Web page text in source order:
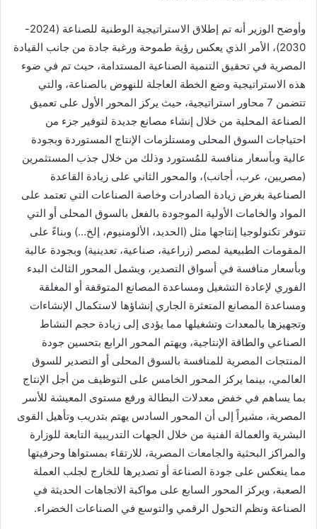
وأوضح الوزير أنه تم إطلاق الاستراتيجية الوطنية للصناعة (2024-
2030)، الأمر الذي يعكس رؤية طموحة ورغبة جادة من جانب القيادة
المصرية في تحقيق التنمية الصناعية المستدامة، حيث تم في ضوء
هذه الاستراتيجية وضع الخطة العاجلة للنهوض بالصناعة، والتي
تتضمن 7 محاور استراتيجية، حيث يركز المحور الأول على تعميق
الصناعة المحلية من خلال إنشاء مصانع جديدة لتوفير جزء من
احتياجات السوق المحلى ومستلزمات الإنتاج المستوردة وبجودة
عالية وبأسعار منافسة للمُستورد وذلك من خلال جذب المستثمرين
(مصريين، عرب، أجانب)، والمحور الثاني على زيادة القاعدة
الصناعية بغرض زيادة الصادرات وخاصة الصناعات التي تعتمد على
المواد والخامات الأولية الموجودة بالفعل بالسوق المحلى أو التي
تتوفر تكنولوجيا إنتاجها مثل (الحديد، الألومنيوم، إلخ…) وبناءً على
المقومات الطبيعية لمصر (زراعية، صناعية، تعدينية) وبجودة عالية
وبأسعار منافسة في أسواق التصدير، ويشمل المحور الثالث البدء
الفوري لإعادة التشغيل ومساعدة المصانع المتوقفة أو المغلقة
ومساعدة المصانع المتعثرة الجاري إنشاؤها لاستكمال الإنشاءات
وتجهيزها بالمعدات وتشغيلها مما يؤدى إلى زيادة حجم النشاط
الصناعي والطاقة الإنتاجية، ويهتم المحور الرابع بتحسين جودة
المنتجات المصرية للمنافسة بالسوق المحلى أو التصدير للسوق
العالمي، بينما يركز المحور الخامس على التوظيف من أجل الإنتاج
بما يساهم في خفض معدلات البطالة ورفع مستوى المعيشة للأسر
المصرية، مشيراً إلى أن المحور السادس يهتم بتدريب وتأهيل القوى
البشرية والعمالة الفنية من خلال الجهات التدريبية التابعة للوزارة
والمراكز البحثية والجامعات المصرية، للارتقاء بمستواها وحرفيتها
مما ينعكس على جودة الصناعة أو تصديرها للخارج لجلب العملة
الصعبة، ويركز المحور السابع على مواكبة الاتجاهات الحديثة في
الصناعة ونظم التحول الرقمي والتوسع في الصناعات الخضراء.